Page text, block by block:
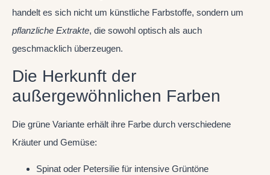
handelt es sich nicht um künstliche Farbstoffe, sondern um
pflanzliche Extrakte, die sowohl optisch als auch
geschmacklich überzeugen.
Die Herkunft der
außergewöhnlichen Farben
Die grüne Variante erhält ihre Farbe durch verschiedene
Kräuter und Gemüse:
Spinat oder Petersilie für intensive Grüntöne